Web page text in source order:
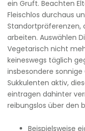
ein Gruft. Beachten
Fleischlos durchaus
Standortpräferenzen,
arbeiten. Auswählen
Vegetarisch nicht
keineswegs täglich
insbesondere
Sukkulenten aktiv,
eintragen dahinter
reibungslos über den
Beispielsweise